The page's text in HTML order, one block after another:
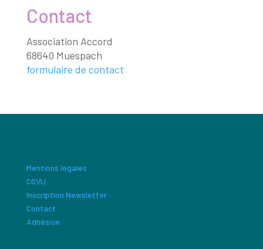
Contact
Association Accord
68640 Muespach
formulaire de contact
Mentions légales
CGVU
Inscription Newsletter
Contact
Adhésion